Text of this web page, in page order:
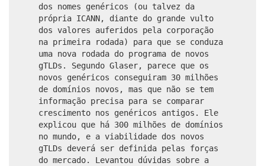
dos nomes genéricos (ou talvez da
própria ICANN, diante do grande vulto
dos valores auferidos pela corporação
na primeira rodada) para que se conduza
uma nova rodada do programa de novos
gTLDs. Segundo Glaser, parece que os
novos genéricos conseguiram 30 milhões
de domínios novos, mas que não se tem
informação precisa para se comparar
crescimento nos genéricos antigos. Ele
explicou que há 300 milhões de domínios
no mundo, e a viabilidade dos novos
gTLDs deverá ser definida pelas forças
do mercado. Levantou dúvidas sobre a